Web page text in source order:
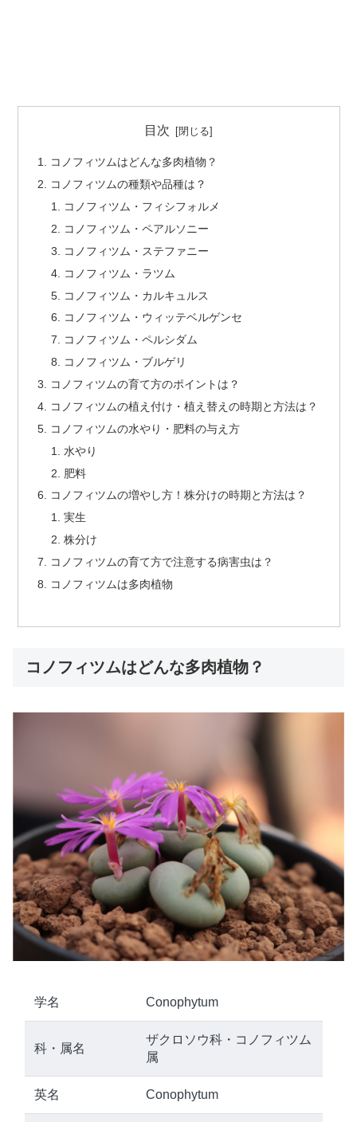
目次
コノフィツムはどんな多肉植物？
コノフィツムの種類や品種は？
コノフィツム・フィシフォルメ
コノフィツム・ペアルソニー
コノフィツム・ステファニー
コノフィツム・ラツム
コノフィツム・カルキュルス
コノフィツム・ウィッテベルゲンセ
コノフィツム・ペルシダム
コノフィツム・ブルゲリ
コノフィツムの育て方のポイントは？
コノフィツムの植え付け・植え替えの時期と方法は？
コノフィツムの水やり・肥料の与え方
水やり
肥料
コノフィツムの増やし方！株分けの時期と方法は？
実生
株分け
コノフィツムの育て方で注意する病害虫は？
コノフィツムは多肉植物
コノフィツムはどんな多肉植物？
学名 Conophytum
科・属名
ザクロソウ科・コノフィツム
属
英名 Conophytum